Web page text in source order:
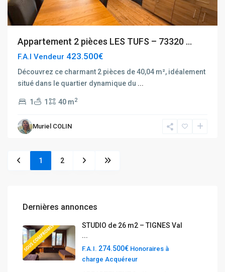
Appartement 2 pièces LES TUFS – 73320 ...
F.A.I Vendeur 423.500€
Découvrez ce charmant 2 pièces de 40,04 m², idéalement
situé dans le quartier dynamique du ...
1 1 40 m2
Muriel COLIN
1 2
Dernières annonces
STUDIO de 26 m2 – TIGNES Val
...
F.A.I. 274.500€ Honoraires à
charge Acquéreur